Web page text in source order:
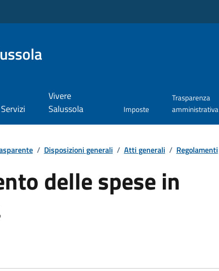
Servizi
Vivere
Salussola
Imposte
Trasparenza
amministrativa
/ Disposizioni generali / Atti generali / Regolamenti
delle spese in